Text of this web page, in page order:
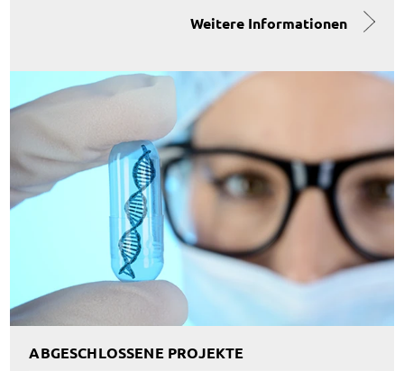
Weitere Informationen
ABGESCHLOSSENE PROJEKTE